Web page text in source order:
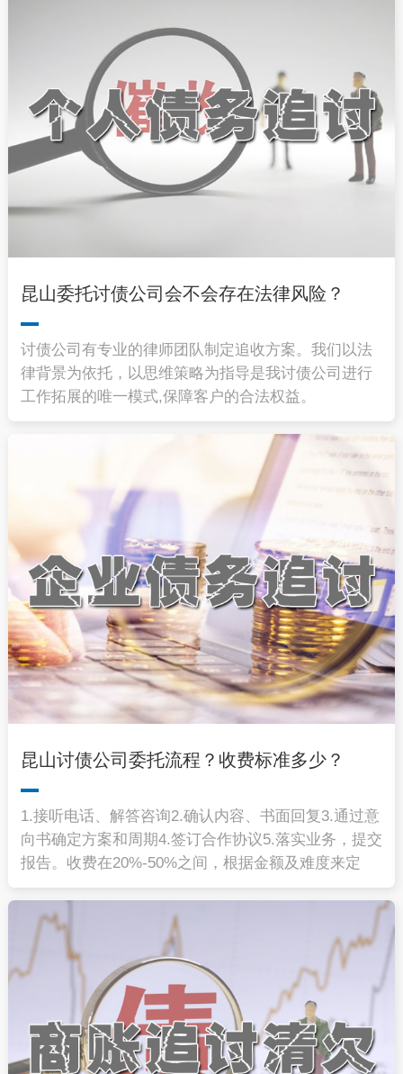
昆山委托讨债公司会不会存在法律风险？
讨债公司有专业的律师团队制定追收方案。我们以法
律背景为依托，以思维策略为指导是我讨债公司进行
工作拓展的唯一模式,保障客户的合法权益。
昆山讨债公司委托流程？收费标准多少？
1.接听电话、解答咨询2.确认内容、书面回复3.通过意
向书确定方案和周期4.签订合作协议5.落实业务，提交
报告。收费在20%-50%之间，根据金额及难度来定